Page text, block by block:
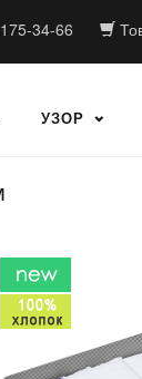
34-66
УЗОР